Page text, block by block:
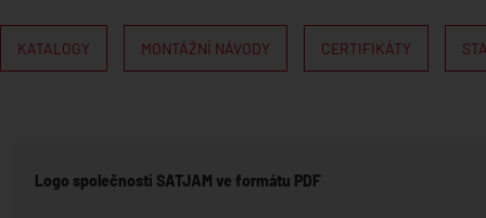
KATALOGY MONTÁŽNÍ NÁVODY CERTIFIKÁTY
Logo společnosti SATJAM ve formátu PDF